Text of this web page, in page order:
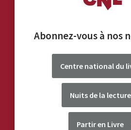
Abonnez-vous à nos
Centre national du
Nuits de la lecture
Partir en Livre